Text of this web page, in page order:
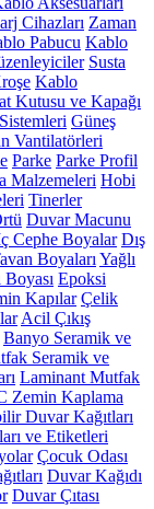
Cihazları Zaman
Pabucu Kablo
Susta
Kablo
Kutusu ve Kapağı
Güneş
Vantilatörleri
Parke Parke Profil
Malzemeleri Hobi
Tinerler
Duvar Macunu
Cephe Boyalar Dış
Boyaları Yağlı
Boyası Epoksi
Kapılar Çelik
Acil Çıkış
Banyo Seramik ve
Seramik ve
Laminant Mutfak
Zemin Kaplama
Duvar Kağıtları
ve Etiketleri
Çocuk Odası
Duvar Kağıdı
Duvar Çıtası